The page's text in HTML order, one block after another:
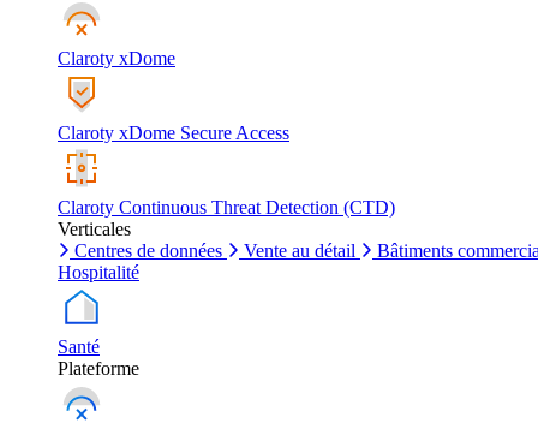
Claroty xDome
Claroty xDome Secure Access
Claroty Continuous Threat Detection (CTD)
Verticales
Centres de données
Vente au détail
Bâtiments
Hospitalité
Santé
Plateforme